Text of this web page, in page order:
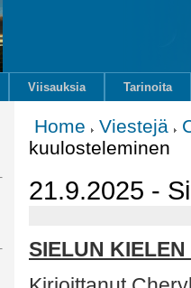
Viisauksia Tarinoita
Home Viestejä
kuulosteleminen
21.9.2025 -
SIELUN